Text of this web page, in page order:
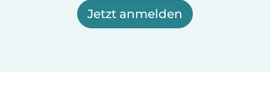
Jetzt anmelden